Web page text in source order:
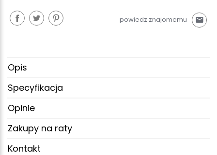
powiedz znajomemu mail
Opis
Specyfikacja
Opinie
Zakupy na raty
Kontakt